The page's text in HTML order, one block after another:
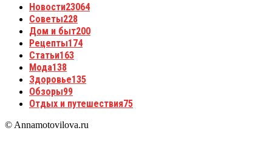
Новости23064
Советы228
Дом и быт200
Рецепты174
Статьи163
Мода138
Здоровье135
Обзоры99
Отдых и путешествия75
© Annamotovilova.ru